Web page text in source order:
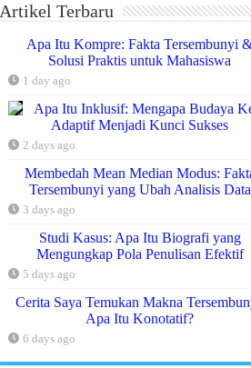
Artikel Terbaru
Apa Itu Kompre: Fakta Tersembunyi
Solusi Praktis untuk Mahasiswa
1 day ago
Apa Itu Inklusif: Mengapa Budaya
Adaptif Menjadi Kunci Sukses
2 days ago
Membedah Mean Median Modus:
Tersembunyi yang Ubah Analisis Data
3 days ago
Studi Kasus: Apa Itu Biografi yang
Mengungkap Pola Penulisan Efektif
5 days ago
Cerita Saya Temukan Makna
Apa Itu Konotatif?
6 days ago